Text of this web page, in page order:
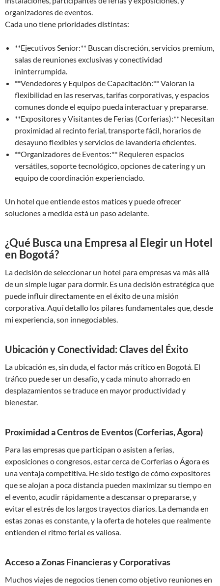
organizadores de eventos.
Cada uno tiene prioridades distintas:
**Ejecutivos Senior:** Buscan discreción, servicios premium,
salas de reuniones exclusivas y conectividad
ininterrumpida.
**Vendedores y Equipos de Capacitación:** Valoran la
flexibilidad en las reservas, tarifas corporativas, y espacios
comunes donde el equipo pueda interactuar y prepararse.
**Expositores y Visitantes de Ferias (Corferias):** Necesitan
proximidad al recinto ferial, transporte fácil, horarios de
desayuno flexibles y servicios de lavandería eficientes.
**Organizadores de Eventos:** Requieren espacios
versátiles, soporte tecnológico, opciones de catering y un
equipo de coordinación experienciado.
Un hotel que entiende estos matices y puede ofrecer
soluciones a medida está un paso adelante.
¿Qué Busca una Empresa al Elegir un Hotel
en Bogotá?
La decisión de seleccionar un hotel para empresas va más allá
de un simple lugar para dormir. Es una decisión estratégica que
puede influir directamente en el éxito de una misión
corporativa. Aquí detallo los pilares fundamentales que, desde
mi experiencia, son innegociables.
Ubicación y Conectividad: Claves del Éxito
La ubicación es, sin duda, el factor más crítico en Bogotá. El
tráfico puede ser un desafío, y cada minuto ahorrado en
desplazamientos se traduce en mayor productividad y
bienestar.
Proximidad a Centros de Eventos (Corferias, Ágora)
Para las empresas que participan o asisten a ferias,
exposiciones o congresos, estar cerca de Corferias o Ágora es
una ventaja competitiva. He sido testigo de cómo expositores
que se alojan a poca distancia pueden maximizar su tiempo en
el evento, acudir rápidamente a descansar o prepararse, y
evitar el estrés de los largos trayectos diarios. La demanda en
estas zonas es constante, y la oferta de hoteles que realmente
entienden el ritmo ferial es valiosa.
Acceso a Zonas Financieras y Corporativas
Muchos viajes de negocios tienen como objetivo reuniones en